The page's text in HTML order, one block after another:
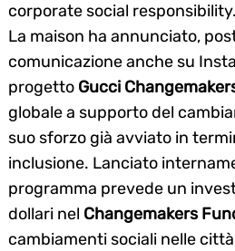
corporate social responsibility.
La maison ha annunciato,
comunicazione anche su
progetto Gucci
globale a supporto del
suo sforzo già avviato in
inclusione. Lanciato
programma prevede un
dollari nel Changemakers
cambiamenti sociali nelle